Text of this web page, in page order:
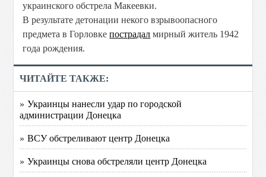
украинского обстрела Макеевки.
В результате детонации некого взрывоопасного
предмета в Горловкепострадал мирный житель 1942
года рождения.
ЧИТАЙТЕ ТАКЖЕ:
» Украинцы нанесли удар по городской
администрации Донецка
» ВСУ обстреливают центр Донецка
» Украинцы снова обстреляли центр Донецка